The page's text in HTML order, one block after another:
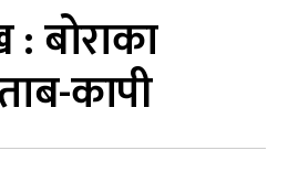
बोराका
कापी